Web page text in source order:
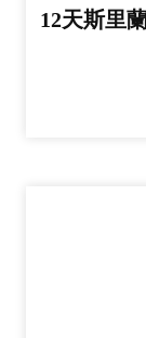
12天斯里